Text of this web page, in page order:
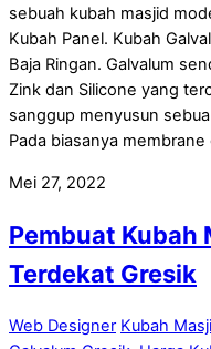
sebuah kubah masjid
Kubah Panel. Kubah
Baja Ringan. Galvalum
Zink dan Silicone yang
sanggup menyusun
Pada biasanya
Mei 27, 2022
Pembuat Kubah
Terdekat Gresik
Web Designer Kubah